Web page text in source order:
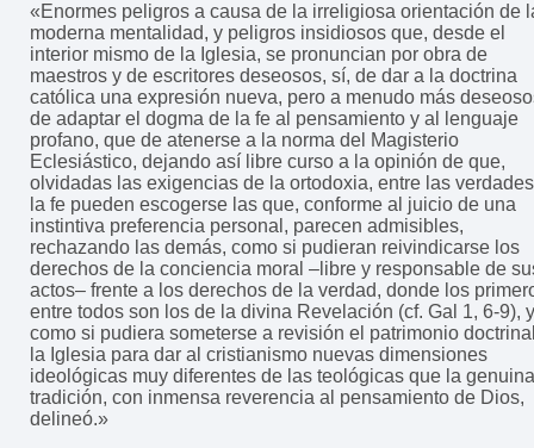
«Enormes peligros a causa de la irreligiosa orientación de
moderna mentalidad, y peligros insidiosos que, desde el
interior mismo de la Iglesia, se pronuncian por obra de
maestros y de escritores deseosos, sí, de dar a la doctrina
católica una expresión nueva, pero a menudo más
de adaptar el dogma de la fe al pensamiento y al lenguaje
profano, que de atenerse a la norma del Magisterio
Eclesiástico, dejando así libre curso a la opinión de que,
olvidadas las exigencias de la ortodoxia, entre las
la fe pueden escogerse las que, conforme al juicio de una
instintiva preferencia personal, parecen admisibles,
rechazando las demás, como si pudieran reivindicarse los
derechos de la conciencia moral –libre y responsable de
actos– frente a los derechos de la verdad, donde los
entre todos son los de la divina Revelación (cf. Gal 1, 6-9), y
como si pudiera someterse a revisión el patrimonio
la Iglesia para dar al cristianismo nuevas dimensiones
ideológicas muy diferentes de las teológicas que la genuina
tradición, con inmensa reverencia al pensamiento de Dios,
delineó.»